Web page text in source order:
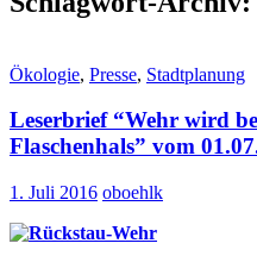
Ökologie, Presse, Stadtplanung
Leserbrief “Wehr wird
Flaschenhals” vom
1. Juli 2016 oboehlk